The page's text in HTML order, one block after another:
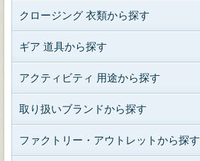
クロージング 衣類から探す
ギア 道具から探す
アクティビティ 用途から探す
取り扱いブランドから探す
ファクトリー・アウトレットから探す